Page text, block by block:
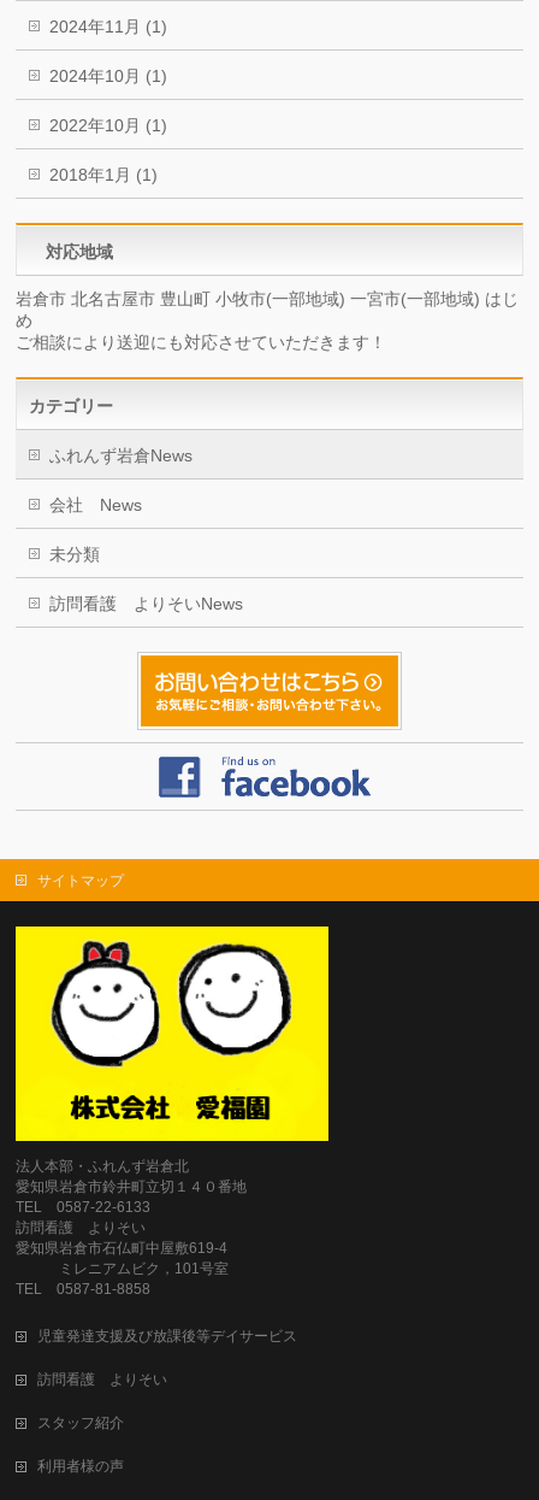
2024年11月 (1)
2024年10月 (1)
2022年10月 (1)
2018年1月 (1)
対応地域
岩倉市 北名古屋市 豊山町 小牧市(一部地域) 一宮市(一部地域) はじ
め
ご相談により送迎にも対応させていただきます！
カテゴリー
ふれんず岩倉News
会社 News
未分類
訪問看護 よりそいNews
サイトマップ
法人本部・ふれんず岩倉北
愛知県岩倉市鈴井町立切１４０番地
TEL 0587‐22‐6133
訪問看護 よりそい
愛知県岩倉市石仏町中屋敷619‐4
ミレニアムビク，101号室
TEL 0587‐81‐8858
児童発達支援及び放課後等デイサービス
訪問看護 よりそい
スタッフ紹介
利用者様の声